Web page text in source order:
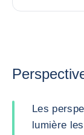
Les
lumière